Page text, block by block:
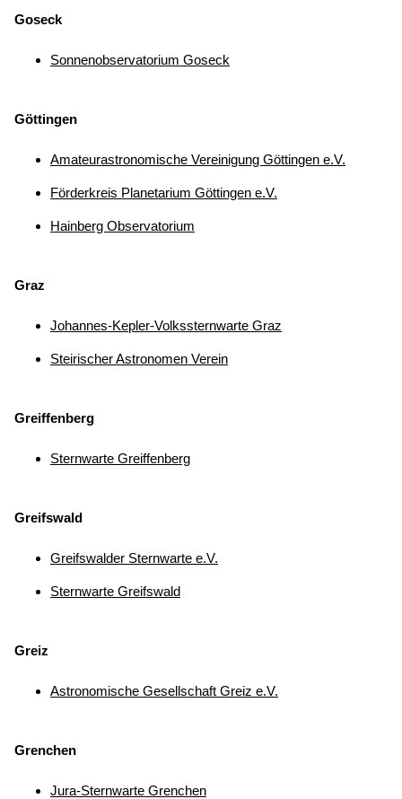
Goseck
Sonnenobservatorium Goseck
Göttingen
Amateurastronomische Vereinigung Göttingen e.V.
Förderkreis Planetarium Göttingen e.V.
Hainberg Observatorium
Graz
Johannes-Kepler-Volkssternwarte Graz
Steirischer Astronomen Verein
Greiffenberg
Sternwarte Greiffenberg
Greifswald
Greifswalder Sternwarte e.V.
Sternwarte Greifswald
Greiz
Astronomische Gesellschaft Greiz e.V.
Grenchen
Jura-Sternwarte Grenchen